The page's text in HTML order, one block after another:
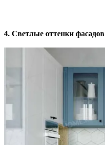
4. Светлые оттенки фасадов